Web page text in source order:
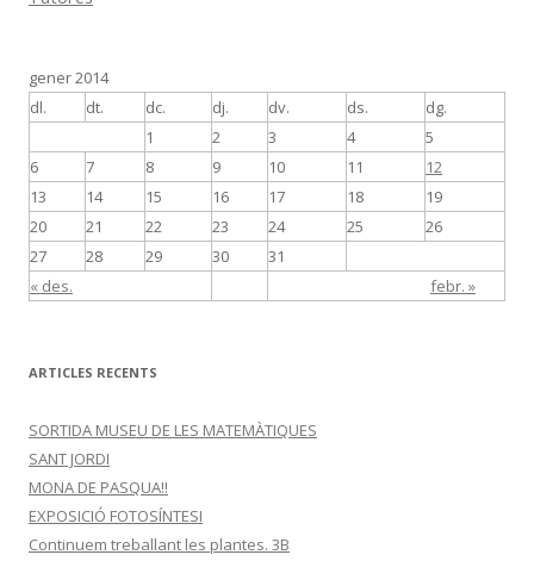
gener 2014
dl.
dt. dc. dj. dv. ds. dg.
« des. febr. »
1 2 3 4
5
6
7 8 9 10 11
12
13
14 15 16 17 18
19
20
21 22 23 24 25
26
27
28 29 30 31
ARTICLES RECENTS
SORTIDA MUSEU DE LES MATEMÀTIQUES
SANT JORDI
MONA DE PASQUA!!
EXPOSICIÓ FOTOSÍNTESI
Continuem treballant les plantes. 3B